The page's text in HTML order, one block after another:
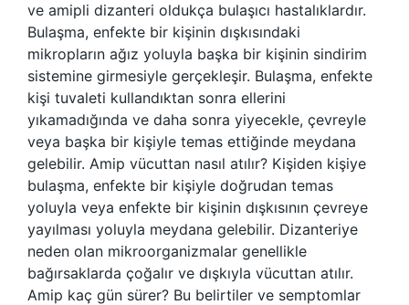
ve amipli dizanteri oldukça bulaşıcı hastalıklardır.
Bulaşma, enfekte bir kişinin dışkısındaki
mikropların ağız yoluyla başka bir kişinin sindirim
sistemine girmesiyle gerçekleşir. Bulaşma, enfekte
kişi tuvaleti kullandıktan sonra ellerini
yıkamadığında ve daha sonra yiyecekle, çevreyle
veya başka bir kişiyle temas ettiğinde meydana
gelebilir. Amip vücuttan nasıl atılır? Kişiden kişiye
bulaşma, enfekte bir kişiyle doğrudan temas
yoluyla veya enfekte bir kişinin dışkısının çevreye
yayılması yoluyla meydana gelebilir. Dizanteriye
neden olan mikroorganizmalar genellikle
bağırsaklarda çoğalır ve dışkıyla vücuttan atılır.
Amip kaç gün sürer? Bu belirtiler ve semptomlar